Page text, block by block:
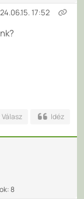
17:52
Válasz Idéz
8